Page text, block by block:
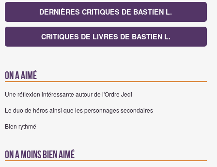
DERNIÈRES CRITIQUES DE BASTIEN L.
CRITIQUES DE LIVRES DE BASTIEN L.
On a aimé
Une réflexion intéressante autour de l'Ordre Jedi
Le duo de héros ainsi que les personnages secondaires
Bien rythmé
On a moins bien aimé